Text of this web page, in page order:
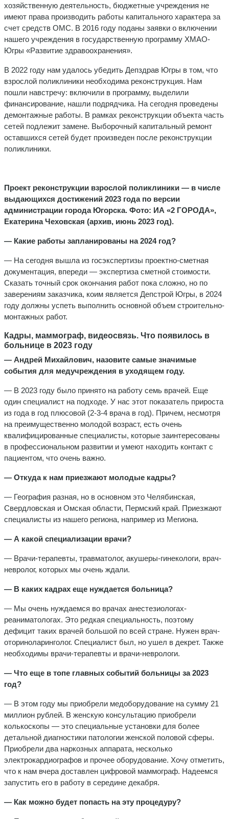
хозяйственную деятельность, бюджетные учреждения не
имеют права производить работы капитального характера за
счет средств ОМС. В 2016 году поданы заявки о включении
нашего учреждения в государственную программу ХМАО-
Югры «Развитие здравоохранения».
В 2022 году нам удалось убедить Депздрав Югры в том, что
взрослой поликлиники необходима реконструкция. Нам
пошли навстречу: включили в программу, выделили
финансирование, нашли подрядчика. На сегодня проведены
демонтажные работы. В рамках реконструкции объекта часть
сетей подлежит замене. Выборочный капитальный ремонт
оставшихся сетей будет произведен после реконструкции
поликлиники.
Проект реконструкции взрослой поликлиники — в числе
выдающихся достижений 2023 года по версии
администрации города Югорска. Фото: ИА «2 ГОРОДА»,
Екатерина Чеховская (архив, июнь 2023 год).
— Какие работы запланированы на 2024 год?
— На сегодня вышла из госэкспертизы проектно-сметная
документация, впереди — экспертиза сметной стоимости.
Сказать точный срок окончания работ пока сложно, но по
заверениям заказчика, коим является Депстрой Югры, в 2024
году должны успеть выполнить основной объем строительно-
монтажных работ.
Кадры, маммограф, видеосвязь. Что появилось в
больнице в 2023 году
— Андрей Михайлович, назовите самые значимые
события для медучреждения в уходящем году.
— В 2023 году было принято на работу семь врачей. Еще
один специалист на подходе. У нас этот показатель прироста
из года в год плюсовой (2-3-4 врача в год). Причем, несмотря
на преимущественно молодой возраст, есть очень
квалифицированные специалисты, которые заинтересованы
в профессиональном развитии и умеют находить контакт с
пациентом, что очень важно.
— Откуда к нам приезжают молодые кадры?
— География разная, но в основном это Челябинская,
Свердловская и Омская области, Пермский край. Приезжают
специалисты из нашего региона, например из Мегиона.
— А какой специализации врачи?
— Врачи-терапевты, травматолог, акушеры-гинекологи, врач-
невролог, которых мы очень ждали.
— В каких кадрах еще нуждается больница?
— Мы очень нуждаемся во врачах анестезиологах-
реаниматологах. Это редкая специальность, поэтому
дефицит таких врачей большой по всей стране. Нужен врач-
оториноларинголог. Специалист был, но ушел в декрет. Также
необходимы врачи-терапевты и врачи-неврологи.
— Что еще в топе главных событий больницы за 2023
год?
— В этом году мы приобрели медоборудование на сумму 21
миллион рублей. В женскую консультацию приобрели
колькоскопы — это специальные установки для более
детальной диагностики патологии женской половой сферы.
Приобрели два наркозных аппарата, несколько
электрокардиографов и прочее оборудование. Хочу отметить,
что к нам вчера доставлен цифровой маммограф. Надеемся
запустить его в работу в середине декабря.
— Как можно будет попасть на эту процедуру?